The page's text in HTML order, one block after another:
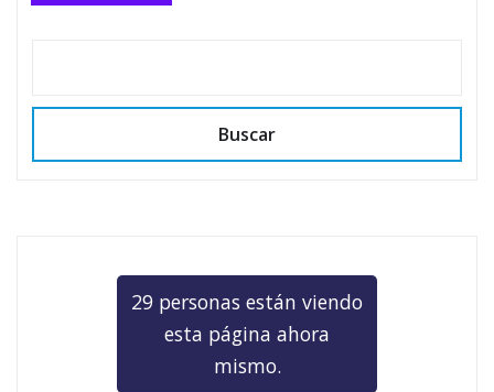
Buscar
29 personas están viendo
esta página ahora
mismo.